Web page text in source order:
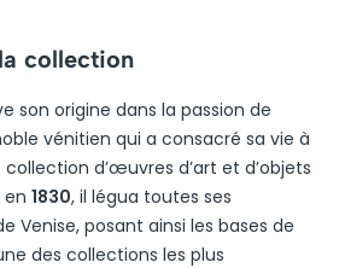
collection
son origine dans la passion de
vénitien qui a consacré sa vie à
d’œuvres d’art et d’objets
en 1830, il légua toutes ses
Venise, posant ainsi les bases de
des collections les plus